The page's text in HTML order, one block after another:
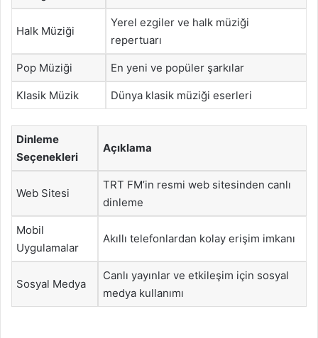
Halk Müziği
Yerel ezgiler ve halk müziği
repertuarı
Pop Müziği En yeni ve popüler şarkılar
Klasik Müzik Dünya klasik müziği eserleri
Dinleme
Seçenekleri
Açıklama
Web Sitesi
TRT FM’in resmi web sitesinden canlı
dinleme
Mobil
Uygulamalar
Akıllı telefonlardan kolay erişim imkanı
Sosyal Medya
Canlı yayınlar ve etkileşim için sosyal
medya kullanımı